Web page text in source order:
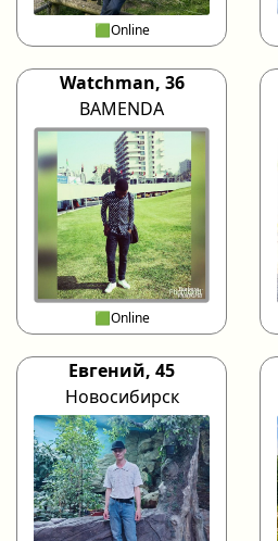
🟩Online
Watchman, 36
BAMENDA
🟩Online
Евгений, 45
Новосибирск